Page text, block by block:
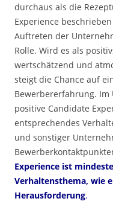
durchaus als die
Experience
Auftreten der
Rolle. Wird es als
wertschätzend und
steigt die Chance auf
Bewerbererfahrung. Im
positive Candidate
entsprechendes
und sonstiger
Experience ist
Verhaltensthema, wie
Herausforderung.